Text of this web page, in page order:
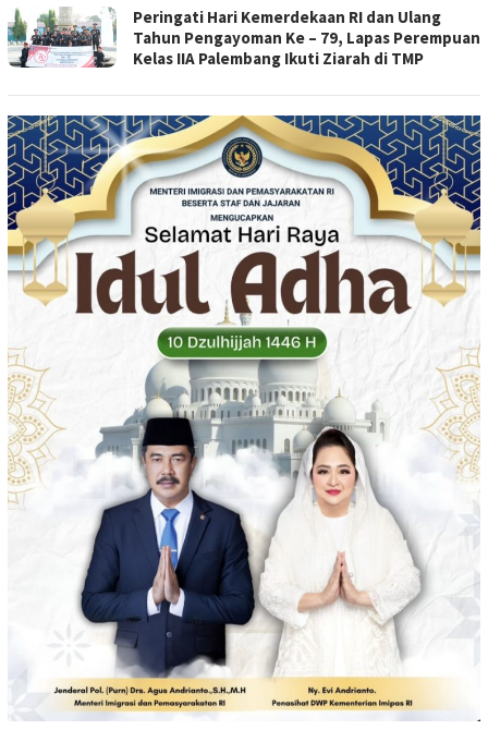
Peringati Hari Kemerdekaan RI dan Ulang
Tahun Pengayoman Ke – 79, Lapas Perempuan
Kelas IIA Palembang Ikuti Ziarah di TMP